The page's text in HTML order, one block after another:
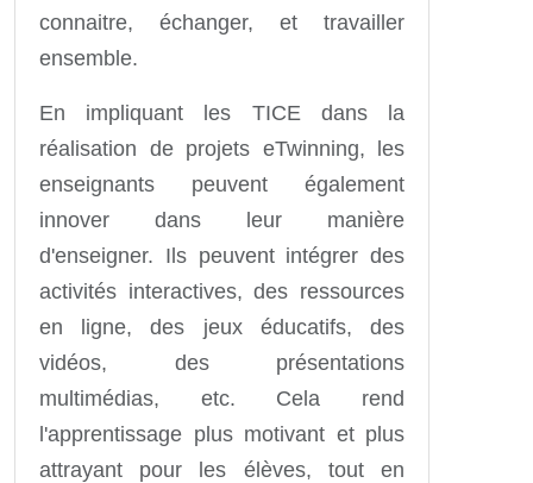
connaitre, échanger, et travailler
ensemble.
En impliquant les TICE dans la
réalisation de projets eTwinning, les
enseignants peuvent également
innover dans leur manière
d'enseigner. Ils peuvent intégrer des
activités interactives, des ressources
en ligne, des jeux éducatifs, des
vidéos, des présentations
multimédias, etc. Cela rend
l'apprentissage plus motivant et plus
attrayant pour les élèves, tout en